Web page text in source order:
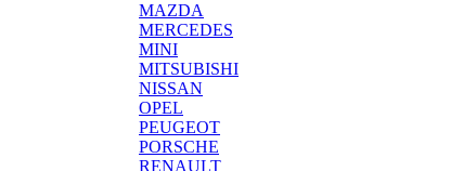
MAZDA
MERCEDES
MINI
MITSUBISHI
NISSAN
OPEL
PEUGEOT
PORSCHE
RENAULT